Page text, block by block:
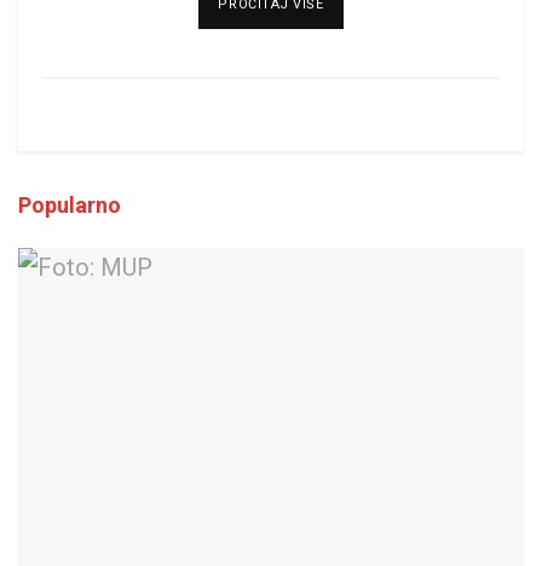
PROČITAJ VIŠEDETAILS
Popularno